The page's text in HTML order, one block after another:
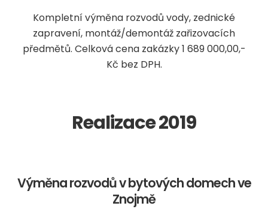
Kompletní výměna rozvodů vody, zednické
zapravení, montáž/demontáž zařizovacích
předmětů. Celková cena zakázky 1 689 000,00,-
Kč bez DPH.
Realizace 2019
Výměna rozvodů v bytových domech ve
Znojmě